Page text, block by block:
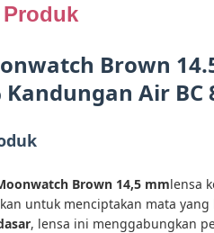
Brown
Kandungan Air BC
Brown 14,5 mmlensa
untuk menciptakan mata
, lensa ini menggabungkan